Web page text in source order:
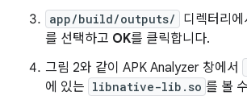
app/build/outputs/
디렉터리
를 선택하고 OK를 클릭합니다.
그림 2와 같이 APK Analyzer 창에서
에 있는 libnative-lib.so 를 볼